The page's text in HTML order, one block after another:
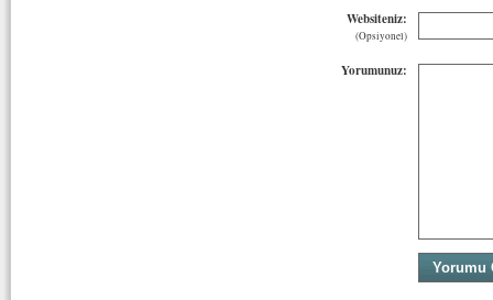
Websiteniz:
(Opsiyonel)
Yorumunuz: